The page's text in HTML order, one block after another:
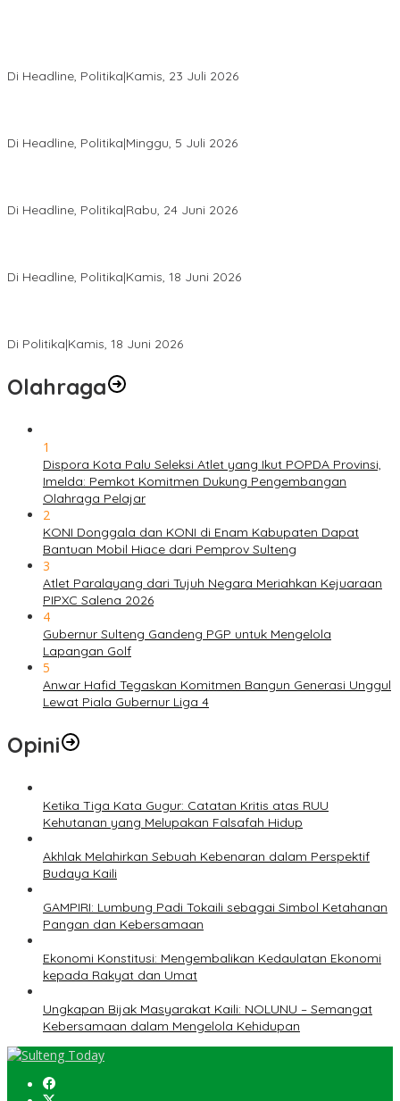
Di Headline, Politika|Kamis, 23 Juli 2026
Di Headline, Politika|Minggu, 5 Juli 2026
Di Headline, Politika|Rabu, 24 Juni 2026
Di Headline, Politika|Kamis, 18 Juni 2026
Di Politika|Kamis, 18 Juni 2026
Olahraga
1
Dispora Kota Palu Seleksi Atlet yang Ikut POPDA Provinsi,
Imelda: Pemkot Komitmen Dukung Pengembangan
Olahraga Pelajar
2
KONI Donggala dan KONI di Enam Kabupaten Dapat
Bantuan Mobil Hiace dari Pemprov Sulteng
3
Atlet Paralayang dari Tujuh Negara Meriahkan Kejuaraan
PIPXC Salena 2026
4
Gubernur Sulteng Gandeng PGP untuk Mengelola
Lapangan Golf
5
Anwar Hafid Tegaskan Komitmen Bangun Generasi Unggul
Lewat Piala Gubernur Liga 4
Opini
Ketika Tiga Kata Gugur: Catatan Kritis atas RUU
Kehutanan yang Melupakan Falsafah Hidup
Akhlak Melahirkan Sebuah Kebenaran dalam Perspektif
Budaya Kaili
GAMPIRI: Lumbung Padi Tokaili sebagai Simbol Ketahanan
Pangan dan Kebersamaan
Ekonomi Konstitusi: Mengembalikan Kedaulatan Ekonomi
kepada Rakyat dan Umat
Ungkapan Bijak Masyarakat Kaili: NOLUNU – Semangat
Kebersamaan dalam Mengelola Kehidupan